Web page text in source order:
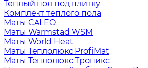
Теплый пол под плитку
Комплект теплого пола
Маты CALEO
Маты Warmstad WSM
Маты World Heat
Маты Теплолюкс ProfiMat
Маты Теплолюкс Тропикс